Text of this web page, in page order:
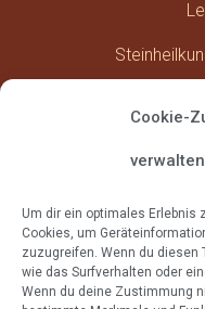
Cookie-
verwalten
Um dir ein optimales Erlebnis
Cookies, um
zuzugreifen. Wenn du
wie das Surfverhalten oder
Wenn du deine Zustimmung